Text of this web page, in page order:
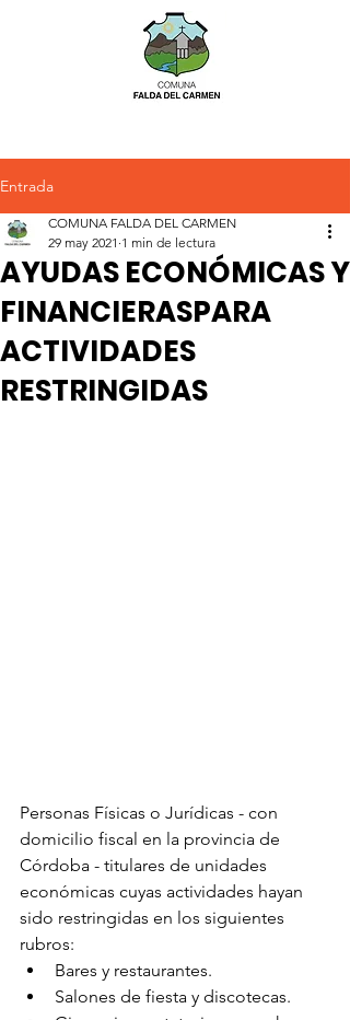
Entrada
AYUDAS ECONÓMICAS Y
FINANCIERASPARA
ACTIVIDADES
RESTRINGIDAS
COMUNA FALDA DEL CARMEN
29 may 2021 1 min de lectura
Personas Físicas o Jurídicas - con
domicilio fiscal en la provincia de
Córdoba - titulares de unidades
económicas cuyas actividades hayan
sido restringidas en los siguientes
rubros:
Bares y restaurantes.
Salones de fiesta y discotecas.